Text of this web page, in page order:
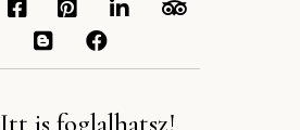
Itt is foglalhatsz!